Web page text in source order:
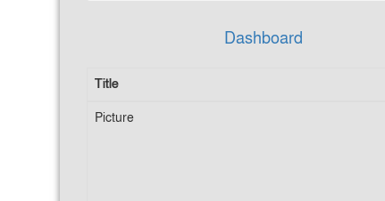
Dashboard
Title
Picture